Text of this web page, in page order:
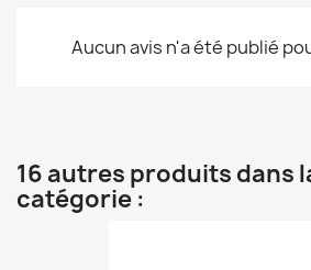
Aucun avis n'a été publié
16 autres produits dans
catégorie :